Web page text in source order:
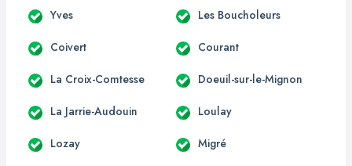
Yves Les Boucholeurs
Coivert Courant
La Croix-Comtesse Doeuil-sur-le-Mignon
La Jarrie-Audouin Loulay
Lozay Migré